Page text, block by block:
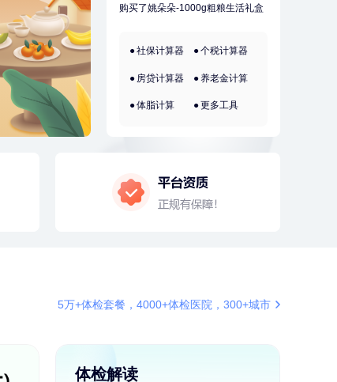
1分钟前 杜** 135xxxx5327
2分钟前 孙** 189xxxx6435
购买了联创雅斯奶锅DF-CP103M
4分钟前
4分钟前 苗** 134xxxx6410
成功预约了男性婚前体检基础套餐
7分钟前 黎** 196xxxx9643
成功预约了商务应酬体检（男）
社保计算器 个税计算器
房贷计算器 养老金计算
体脂计算 更多工具
5万+体检套餐，4000+体检医院，300+城市
体检解读